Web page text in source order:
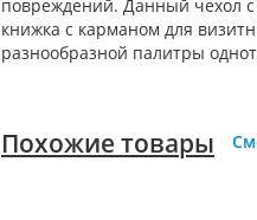
повреждений. Данный чехол с
книжка с карманом для
разнообразной палитры
Похожие товары